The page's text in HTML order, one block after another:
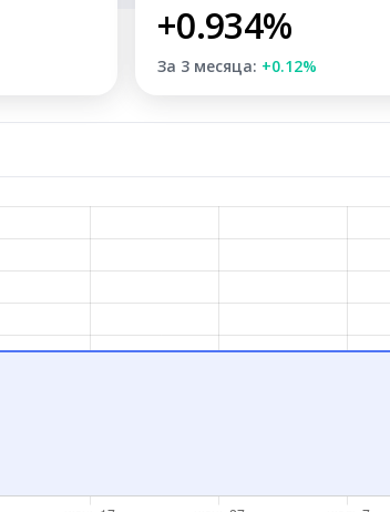
+0.934%
За 3 месяца: +0.12%